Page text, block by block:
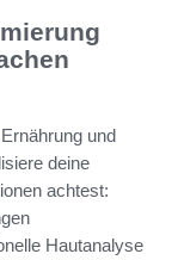
und
deine
achtest:
Hautanalyse